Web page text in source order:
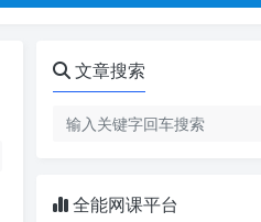
文章搜索
全能网课平台